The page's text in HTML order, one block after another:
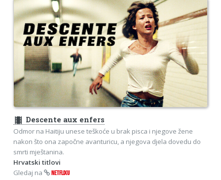
theaters Descente aux enfers
Odmor na Haitiju unese teškoće u brak pisca i njegove žene
nakon što ona započne avanturicu, a njegova djela dovedu do
smrti mještanina.
Hrvatski titlovi
Gledaj na
NETFLIXU